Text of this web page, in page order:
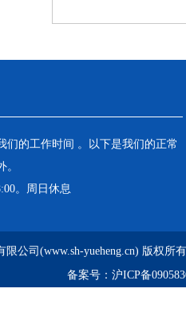
们的工作时间 。以下是我们的正常
。周日休息
公司(www.sh-yueheng.cn) 版权所
备案号： 沪ICP备